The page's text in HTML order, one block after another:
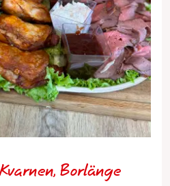
Borlänge